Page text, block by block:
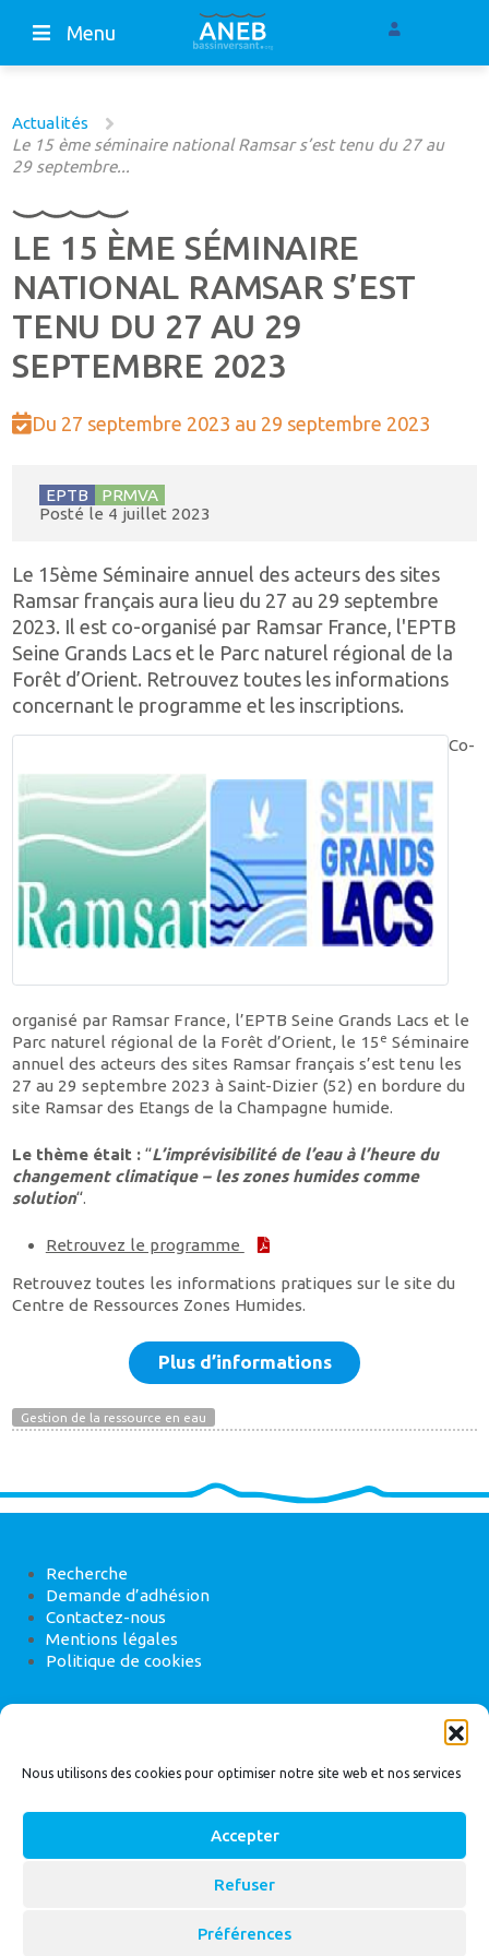
Nous utilisons des cookies pour optimiser notre site web et nos services
Accepter
Refuser
Préférences
Menu
Actualités
Le 15 ème séminaire national Ramsar s’est tenu du 27 au
29 septembre...
LE 15 ÈME SÉMINAIRE
NATIONAL RAMSAR S’EST
TENU DU 27 AU 29
SEPTEMBRE 2023
Du 27 septembre 2023 au 29 septembre 2023
EPTB
PRMVA
Posté le 4 juillet 2023
Le 15ème Séminaire annuel des acteurs des sites
Ramsar français aura lieu du 27 au 29 septembre
2023. Il est co-organisé par Ramsar France, l'EPTB
Seine Grands Lacs et le Parc naturel régional de la
Forêt d’Orient. Retrouvez toutes les informations
concernant le programme et les inscriptions.
Co-
organisé par Ramsar France, l’EPTB Seine Grands Lacs et le
Parc naturel régional de la Forêt d’Orient, le 15 e Séminaire
annuel des acteurs des sites Ramsar français s’est tenu les
27 au 29 septembre 2023 à Saint-Dizier (52) en bordure du
site Ramsar des Etangs de la Champagne humide.
Le thème était :“L’imprévisibilité de l’eau à l’heure du
changement climatique – les zones humides comme
solution“.
Retrouvez le programme
Retrouvez toutes les informations pratiques sur le site du
Centre de Ressources Zones Humides.
Plus d’informations
Gestion de la ressource en eau
Recherche
Demande d’adhésion
Contactez-nous
Mentions légales
Politique de cookies